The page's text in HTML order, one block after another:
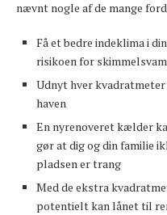
nævnt nogle af de mange
Få et bedre indeklima i
risikoen for
Udnyt hver
haven
En nyrenoveret kælder
gør at dig og din familie
pladsen er trang
Med de ekstra
potentielt kan lånet til